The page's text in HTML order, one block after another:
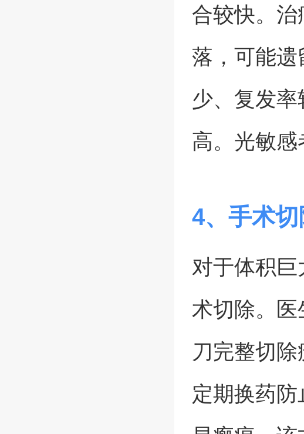
合较快。
落，可能遗
少、复发
高。光敏感
4、手术切
对于体积
术切除。
刀完整切
定期换药